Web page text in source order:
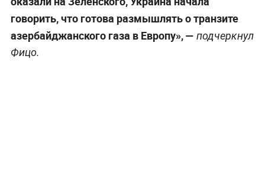
говорить, что готова размышлять о транзите
азербайджанского газа в Европу», — подчеркнул
Фицо.